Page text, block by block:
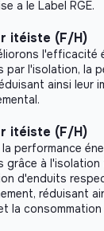
du budget
en
via des
le pilotage des
et d’outils et
et un partage
de
les
2000
Health
France
a le Label RGE.
itéiste (F/H)
l'efficacité
par l'isolation, la
ainsi leur
itéiste (F/H)
la performance
grâce à l'isolation
d'enduits
réduisant
la consommation